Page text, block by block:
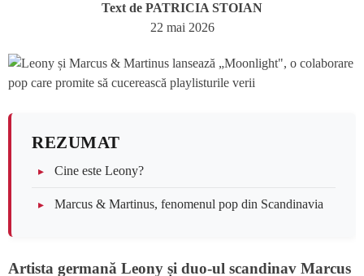
Text de PATRICIA STOIAN
22 mai 2026
REZUMAT
Cine este Leony?
Marcus & Martinus, fenomenul pop din Scandinavia
Artista germană Leony și duo-ul scandinav Marcus